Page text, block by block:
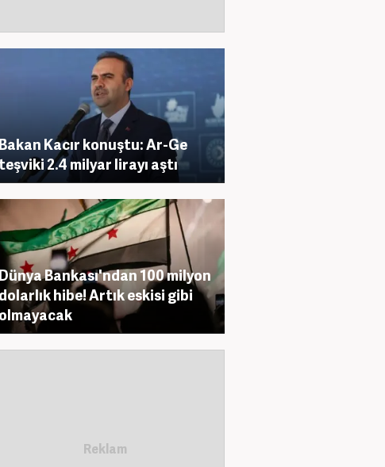
Bakan Kacır konuştu: Ar-Ge
teşviki 2.4 milyar lirayı aştı
Dünya Bankası'ndan 100 milyon
dolarlık hibe! Artık eskisi gibi
olmayacak